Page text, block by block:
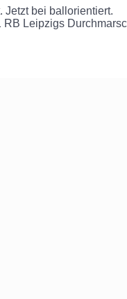
Jetzt bei ballorientiert.
Leipzigs